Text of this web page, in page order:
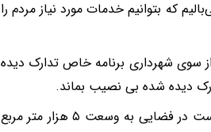
که بتوانیم خدمات مورد نیاز مردم را
سوی شهرداری برنامه خاص تدارک دیده
دیده شده بی نصیب بماند.
گفتنی است نمایشگاه هفته سلامت با شعار حال خوب ساختنی است در فضایی به وسعت ۵ هزار متر مربع